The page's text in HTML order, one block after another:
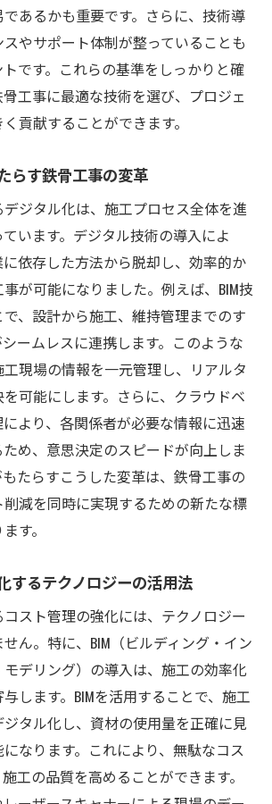
あるかも重要です。さらに、技術導
やサポート体制が整っていることも
です。これらの基準をしっかりと確
工事に最適な技術を選び、プロジェ
貢献することができます。
らす鉄骨工事の変革
ジタル化は、施工プロセス全体を進
います。デジタル技術の導入によ
依存した方法から脱却し、効率的か
が可能になりました。例えば、BIM技
、設計から施工、維持管理までのす
ームレスに連携します。このような
現場の情報を一元管理し、リアルタ
可能にします。さらに、クラウドベ
より、各関係者が必要な情報に迅速
め、意思決定のスピードが向上しま
たらすこうした変革は、鉄骨工事の
減を同時に実現するための新たな標
す。
するテクノロジーの活用法
スト管理の強化には、テクノロジー
ん。特に、BIM（ビルディング・イン
デリング）の導入は、施工の効率化
します。BIMを活用することで、施工
タル化し、資材の使用量を正確に見
なります。これにより、無駄なコス
工の品質を高めることができます。